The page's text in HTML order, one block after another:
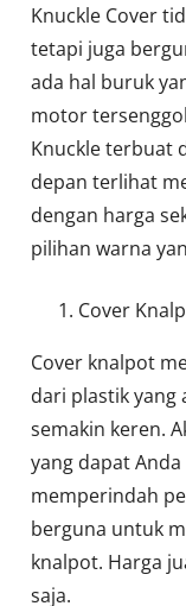
Knuckle Cover
tetapi juga
ada hal buruk
motor
Knuckle terbuat
depan terlihat
dengan harga
pilihan warna
Cover
Cover knalpot
dari plastik
semakin keren.
yang dapat
memperindah
berguna untuk
knalpot. Harga
saja.